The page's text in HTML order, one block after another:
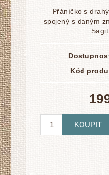
Přáníčko s
spojený s daným
Kód
KOUPIT